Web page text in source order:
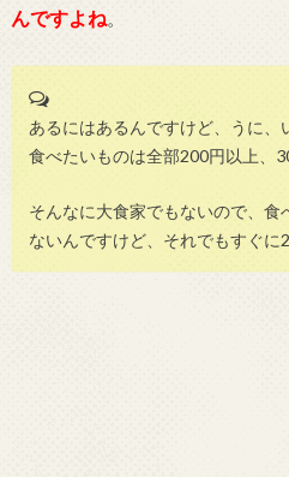
んですよね。
あるにはあるんですけど、うに
食べたいものは全部200円以上、
そんなに大食家でもないので、
ないんですけど、それでもすぐに